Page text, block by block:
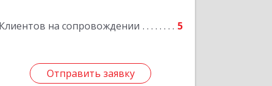
Клиентов на сопровождении 5
Отправить заявку
Отправить заявку